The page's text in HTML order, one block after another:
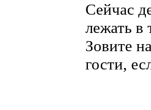
Сейчас
лежать в
Зовите
гости,